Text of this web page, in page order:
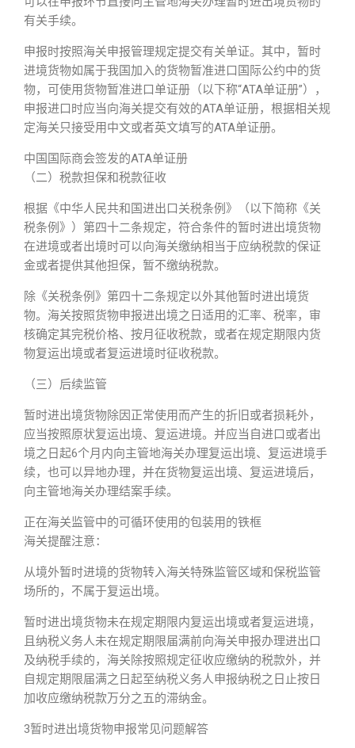
有关手续。
申报时按照海关申报管理规定提交有关单证。其中，暂时
进境货物如属于我国加入的货物暂准进口国际公约中的货
物，可使用货物暂准进口单证册（以下称“ATA单证册”），
申报进口时应当向海关提交有效的ATA单证册，根据相关规
定海关只接受用中文或者英文填写的ATA单证册。
中国国际商会签发的ATA单证册
（二）税款担保和税款征收
根据《中华人民共和国进出口关税条例》（以下简称《关
税条例》）第四十二条规定，符合条件的暂时进出境货物
在进境或者出境时可以向海关缴纳相当于应纳税款的保证
金或者提供其他担保，暂不缴纳税款。
除《关税条例》第四十二条规定以外其他暂时进出境货
物。海关按照货物申报进出境之日适用的汇率、税率，审
核确定其完税价格、按月征收税款，或者在规定期限内货
物复运出境或者复运进境时征收税款。
（三）后续监管
暂时进出境货物除因正常使用而产生的折旧或者损耗外，
应当按照原状复运出境、复运进境。并应当自进口或者出
境之日起6个月内向主管地海关办理复运出境、复运进境手
续，也可以异地办理，并在货物复运出境、复运进境后，
向主管地海关办理结案手续。
正在海关监管中的可循环使用的包装用的铁框
海关提醒注意：
从境外暂时进境的货物转入海关特殊监管区域和保税监管
场所的，不属于复运出境。
暂时进出境货物未在规定期限内复运出境或者复运进境，
且纳税义务人未在规定期限届满前向海关申报办理进出口
及纳税手续的，海关除按照规定征收应缴纳的税款外，并
自规定期限届满之日起至纳税义务人申报纳税之日止按日
加收应缴纳税款万分之五的滞纳金。
3暂时进出境货物申报常见问题解答